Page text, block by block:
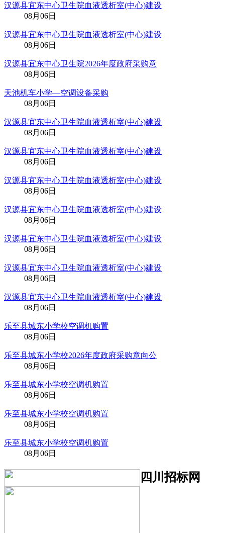
汉源县宜东中心卫生院血液透析室(中心)建设
08月06日
汉源县宜东中心卫生院血液透析室(中心)建设
08月06日
汉源县宜东中心卫生院2026年度政府采购意
08月06日
天池机车小学—空调设备采购
08月06日
汉源县宜东中心卫生院血液透析室(中心)建设
08月06日
汉源县宜东中心卫生院血液透析室(中心)建设
08月06日
汉源县宜东中心卫生院血液透析室(中心)建设
08月06日
汉源县宜东中心卫生院血液透析室(中心)建设
08月06日
汉源县宜东中心卫生院血液透析室(中心)建设
08月06日
汉源县宜东中心卫生院血液透析室(中心)建设
08月06日
汉源县宜东中心卫生院血液透析室(中心)建设
08月06日
乐至县城东小学校空调机购置
08月06日
乐至县城东小学校2026年度政府采购意向公
08月06日
乐至县城东小学校空调机购置
08月06日
乐至县城东小学校空调机购置
08月06日
乐至县城东小学校空调机购置
08月06日
四川招标网